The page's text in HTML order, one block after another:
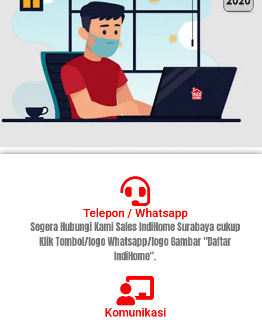
Telepon / Whatsapp
Segera Hubungi Kami Sales IndiHome Surabaya cukup
Klik Tombol/logo Whatsapp/logo Gambar "Daftar
IndiHome".
Komunikasi